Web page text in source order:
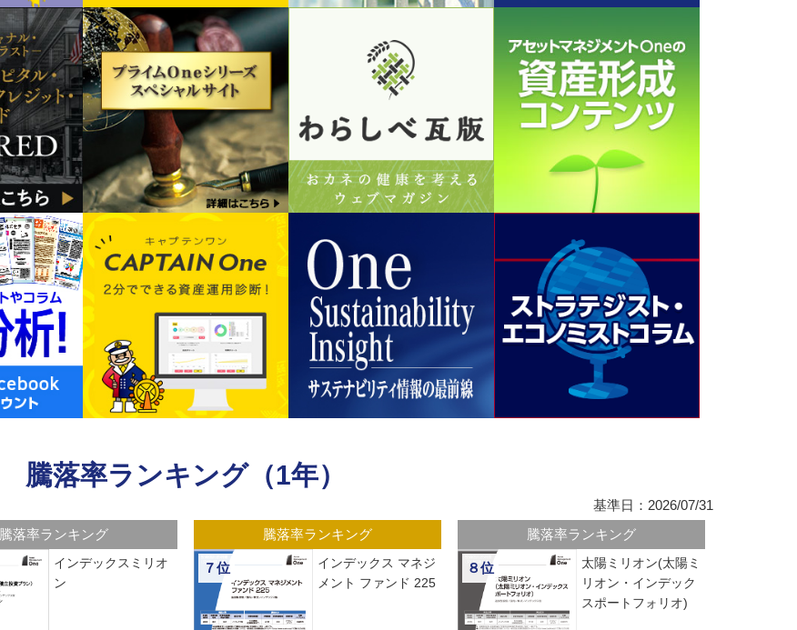
騰落率ランキング（1年）
基準日：2026/07/31
騰落率ランキング
インデックスミリオ
ン
騰落率ランキング
７位
インデックス マネジ
メント ファンド 225
騰落率ランキング
８位
太陽ミリオン(太陽ミ
リオン・インデック
スポートフォリオ)